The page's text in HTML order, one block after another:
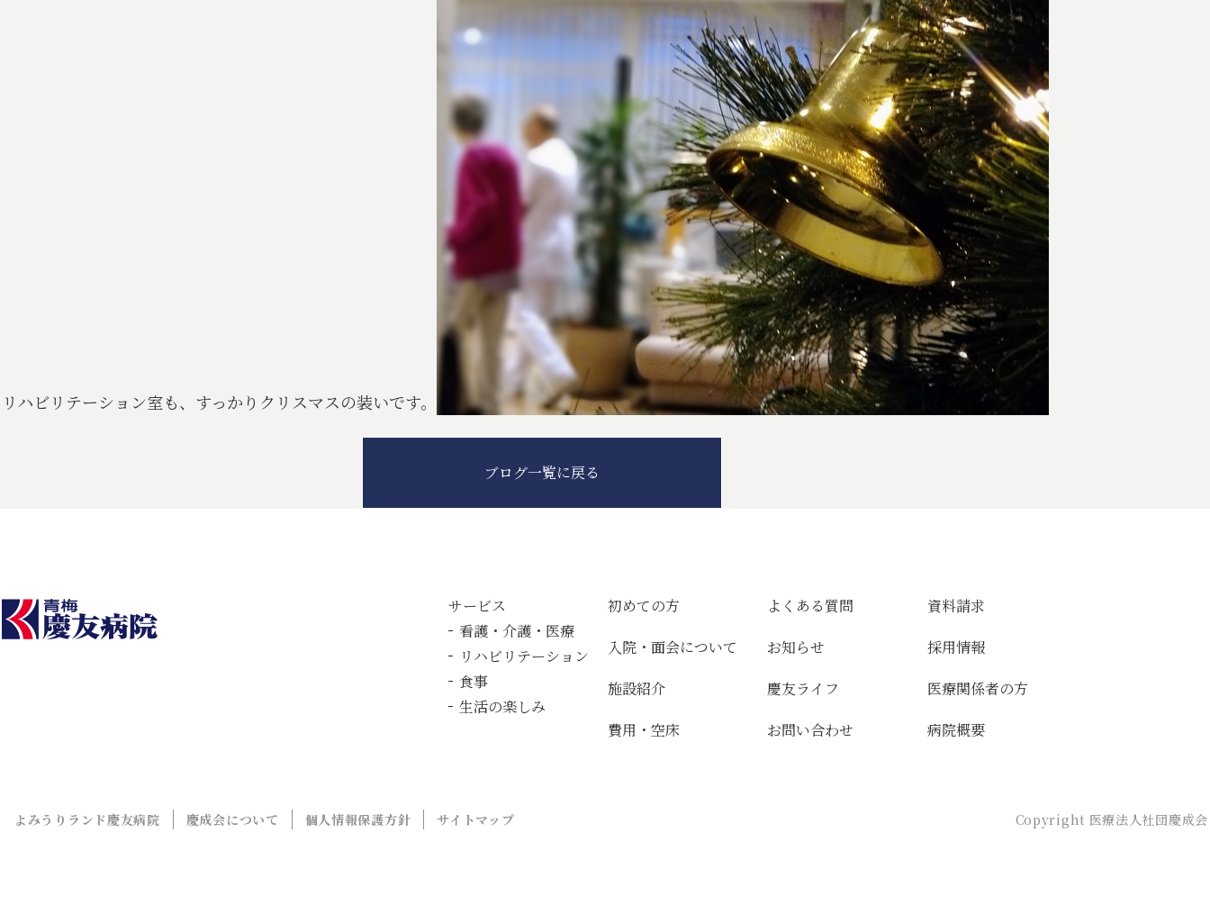
リハビリテーション室も、すっかりクリスマスの装いです。
ブログ一覧に戻る
サービス
看護・介護・医療
リハビリテーション
食事
生活の楽しみ
初めての方
入院・面会について
施設紹介
費用・空床
よくある質問
お知らせ
慶友ライフ
お問い合わせ
資料請求
採用情報
医療関係者の方
病院概要
よみうりランド慶友病院 慶成会について 個人情報保護方針 サイトマップ Copyright 医療法人社団慶成会